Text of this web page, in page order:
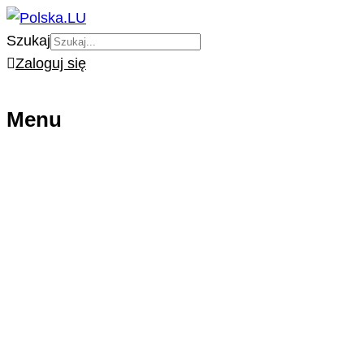
Szukaj
Zaloguj się
Menu